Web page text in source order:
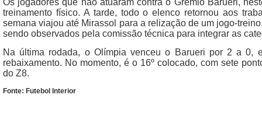
Os jogadores que não atuaram contra o Grêmio Barueri,
treinamento físico. A tarde, todo o elenco retornou aos
semana viajou até Mirassol para a relização de um jogo-
sendo observados pela comissão técnica para integrar as
Na última rodada, o Olímpia venceu o Barueri por 2 a 0,
rebaixamento. No momento, é o 16º colocado, com sete
do Z8.
Fonte: Futebol Interior